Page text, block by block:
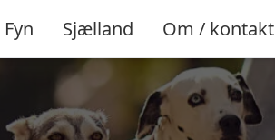
Fyn Sjælland Om / kontakt